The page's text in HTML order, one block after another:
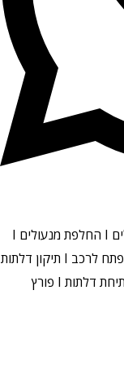
קיצור דלת – תגיות חיפוש: מנעולים I פורץ מנעולים I החלפת מנעולים I
החלפת צילינדר I מנעולן רכב I מנעולן לרכב I מפתח לרכב I תיקון דלתות
I פריצת כספות I פריצת רכבים I פורץ דלתות I פתיחת דלתות I פורץ